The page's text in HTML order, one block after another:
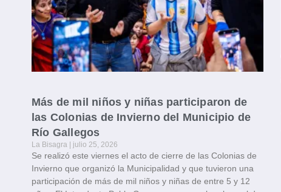
Más de mil niños y niñas participaron de
las Colonias de Invierno del Municipio de
Río Gallegos
La Bisagra julio 25, 2026
Se realizó este viernes el acto de cierre de las Colonias de
Invierno que organizó la Municipalidad y que tuvieron una
participación de más de mil niños y niñas de entre 5 y 12